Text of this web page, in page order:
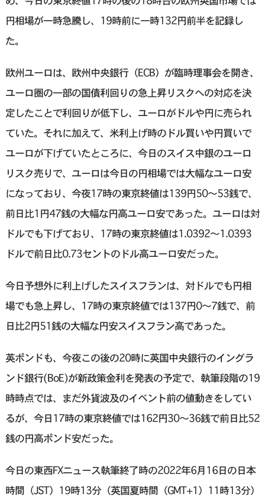
円相場が一時急騰し、19時前に一時132円前半を記録し
た。
欧州ユーロは、欧州中央銀行（ECB）が臨時理事会を開き、
ユーロ圏の一部の国債利回りの急上昇リスクへの対応を決
定したことで利回りが低下し、ユーロがドルや円に売られ
ていた。それに加えて、米利上げ時のドル買いや円買いで
ユーロが下げていたところに、今日のスイス中銀のユーロ
リスク売りで、ユーロは今日の円相場では大幅なユーロ安
になっており、今夜17時の東京終値は139円50～53銭で、
前日比1円47銭の大幅な円高ユーロ安であった。ユーロは対
ドルでも下げており、17時の東京終値は1.0392～1.0393
ドルで前日比0.73セントのドル高ユーロ安だった。
今日予想外に利上げしたスイスフランは、対ドルでも円相
場でも急上昇し、17時の東京終値では137円0〜7銭で、前
日比2円51銭の大幅な円安スイスフラン高であった。
英ポンドも、今夜この後の20時に英国中央銀行のイングラ
ンド銀行(BoE)が新政策金利を発表の予定で、執筆段階の19
時時点では、まだ外貨波及のイベント前の値動きをしてい
るが、今日17時の東京終値では162円30〜36銭で前日比52
銭の円高ポンド安だった。
今日の東西FXニュース執筆終了時の2022年6月16日の日本
時間（JST）19時13分（英国夏時間（GMT+1）11時13分）